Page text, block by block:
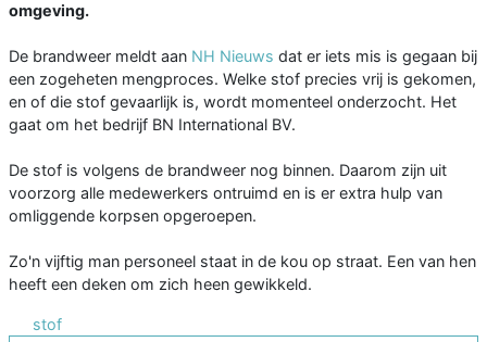
omgeving.
De brandweer meldt aan NH Nieuws dat er iets mis is gegaan bij
een zogeheten mengproces. Welke stof precies vrij is gekomen,
en of die stof gevaarlijk is, wordt momenteel onderzocht. Het
gaat om het bedrijf BN International BV.
De stof is volgens de brandweer nog binnen. Daarom zijn uit
voorzorg alle medewerkers ontruimd en is er extra hulp van
omliggende korpsen opgeroepen.
Zo'n vijftig man personeel staat in de kou op straat. Een van hen
heeft een deken om zich heen gewikkeld.
stof